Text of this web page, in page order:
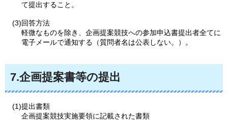
て提出すること。
(3)回答方法
軽微なものを除き、企画提案競技への参加申込書提出者全てに
電子メールで通知する（質問者名は公表しない。）。
7.企画提案書等の提出
(1)提出書類
企画提案競技実施要領に記載された書類